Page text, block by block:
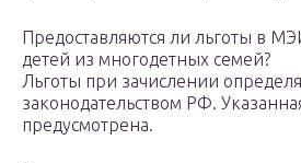
Предоставляются ли льготы в
детей из многодетных семей?
Льготы при зачислении
законодательством РФ.
предусмотрена.